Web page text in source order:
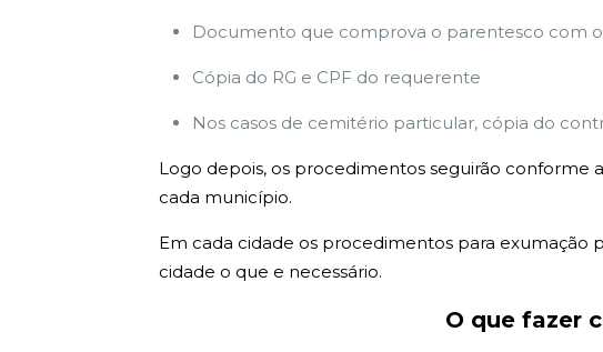
Documento que comprova o parentesco com
Cópia do RG e CPF do requerente
Nos casos de cemitério particular, cópia do
Logo depois, os procedimentos seguirão conforme
cada município.
Em cada cidade os procedimentos para exumação
cidade o que e necessário.
O que fazer